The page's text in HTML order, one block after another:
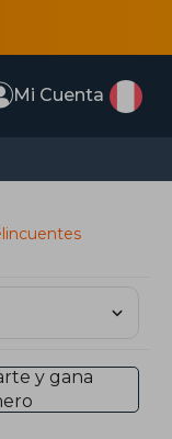
Mi Cuenta
y gana